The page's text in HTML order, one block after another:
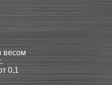
весом
0,1